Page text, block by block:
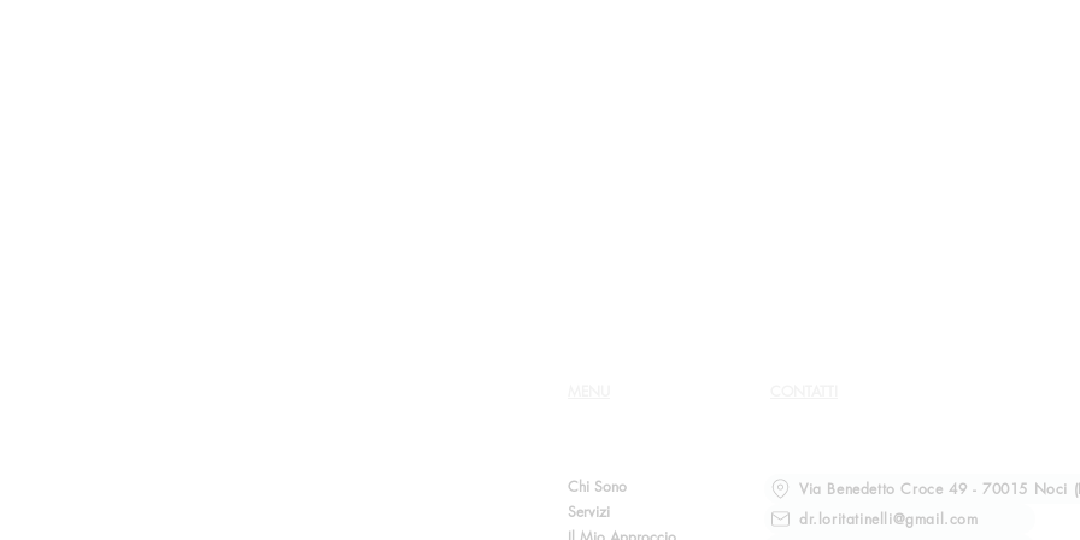
Chi Sono
Servizi
Via Benedetto Croce 49 - 70015 Noci
dr.loritatinelli@gmail.com